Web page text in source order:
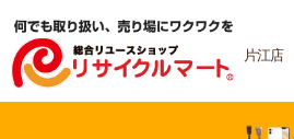
ス
片江店